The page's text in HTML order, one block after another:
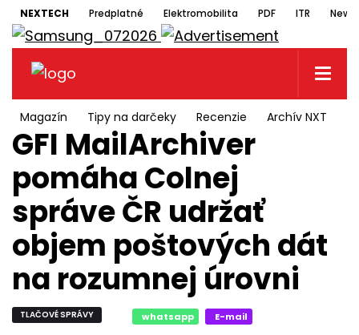
NEXTECH Predplatné Elektromobilita PDF ITR
Magazín Tipy na darčeky Recenzie Archív NXT
GFI MailArchiver
pomáha Colnej
správe ČR udržať
objem poštových dát
na rozumnej úrovni
TLAČOVÉ SPRÁVY whatsapp E-mail